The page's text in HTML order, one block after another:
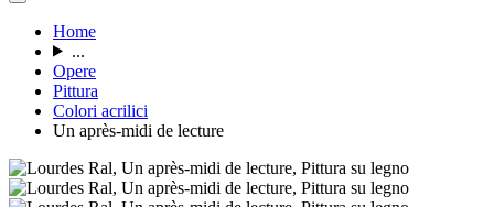
Home
...
Opere
Pittura
Colori acrilici
Un après-midi de lecture